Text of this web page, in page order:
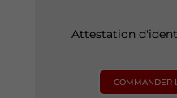
Attestation
COMMANDER